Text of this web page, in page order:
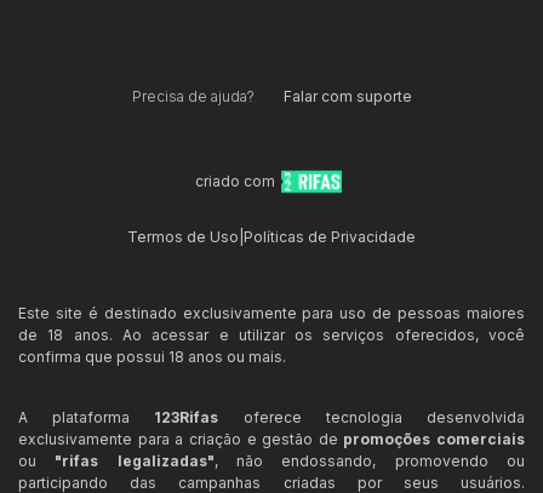
Precisa de ajuda? Falar com suporte
criado com
Termos de Uso Políticas de Privacidade
Este site é destinado exclusivamente para uso de pessoas maiores
de 18 anos. Ao acessar e utilizar os serviços oferecidos, você
confirma que possui 18 anos ou mais.
A plataforma 123Rifas oferece tecnologia desenvolvida
exclusivamente para a criação e gestão de promoções comerciais
ou "rifas legalizadas", não endossando, promovendo ou
participando das campanhas criadas por seus usuários.